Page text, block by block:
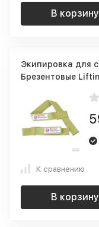
В корзину
Экипировка для
Брезентовые
К сравнению
В корзину